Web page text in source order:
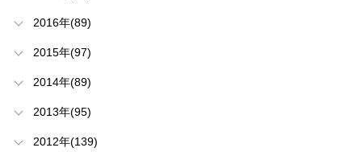
2016年(89)
2015年(97)
2014年(89)
2013年(95)
2012年(139)